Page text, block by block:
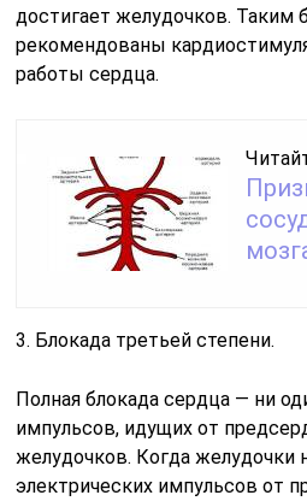
достигает желудочков. Таким
рекомендованы
работы сердца.
3. Блокада третьей степени.
Полная блокада сердца — ни
импульсов, идущих от
желудочков. Когда желудочки
электрических импульсов от